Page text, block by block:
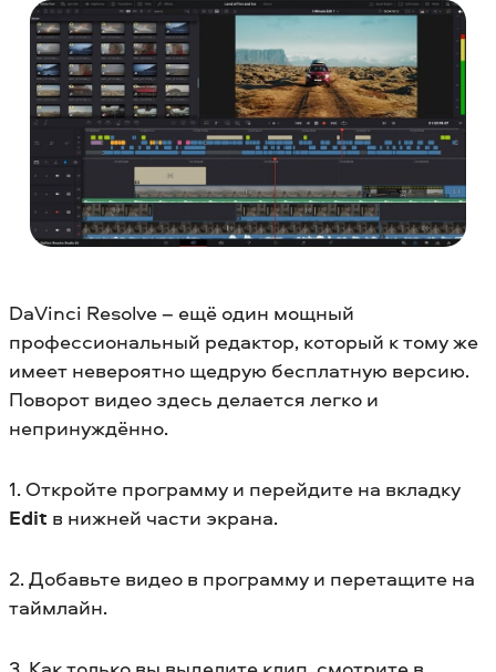
DaVinci Resolve – ещё один мощный
профессиональный редактор, который к тому же
имеет невероятно щедрую бесплатную версию.
Поворот видео здесь делается легко и
непринуждённо.
1. Откройте программу и перейдите на вкладку
Edit в нижней части экрана.
2. Добавьте видео в программу и перетащите на
таймлайн.